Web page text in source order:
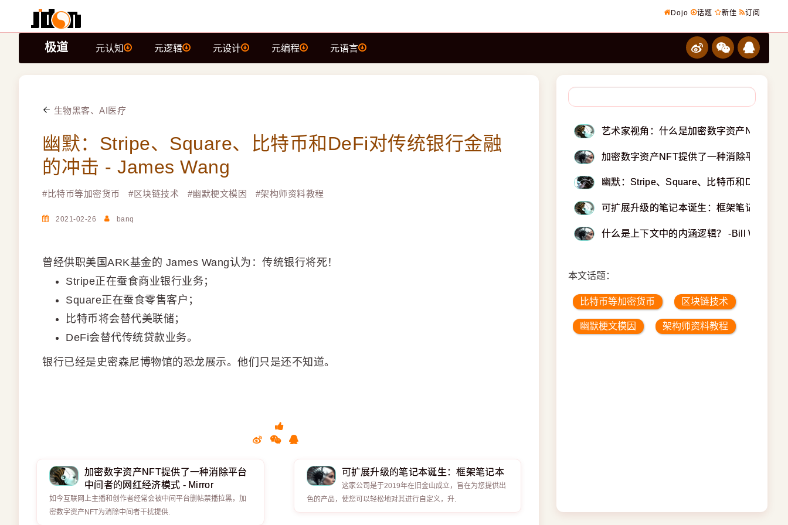
Dojo 话题 新佳 订阅
极道 元认知 元逻辑 元设计 元编程 元语言
生物黑客、AI医疗
幽默：Stripe、Square、比特币和DeFi对传统银行金融
的冲击 - James Wang
#比特币等加密货币 #区块链技术 #幽默梗文模因 #架构师资料教程
2021-02-26 banq
曾经供职美国ARK基金的 James Wang认为：传统银行将死！
Stripe正在蚕食商业银行业务；
Square正在蚕食零售客户；
比特币将会替代美联储；
DeFi会替代传统贷款业务。
银行已经是史密森尼博物馆的恐龙展示。他们只是还不知道。
加密数字资产NFT提供了一种消除平台
中间者的网红经济模式 - Mirror
如今互联网上主播和创作者经常会被中间平台删帖禁播拉黑，加
密数字资产NFT为消除中间者干扰提供.
可扩展升级的笔记本诞生：框架笔记本
这家公司是于2019年在旧金山成立，旨在为您提供出
色的产品，使您可以轻松地对其进行自定义，升.
艺术家视角：什么是加密数字资产NFT？ -
加密数字资产NFT提供了一种消除平台中间
幽默：Stripe、Square、比特币和DeFi对
可扩展升级的笔记本诞生：框架笔记本
什么是上下文中的内涵逻辑？ -Bill Wadge
本文话题：
比特币等加密货币 区块链技术
幽默梗文模因 架构师资料教程